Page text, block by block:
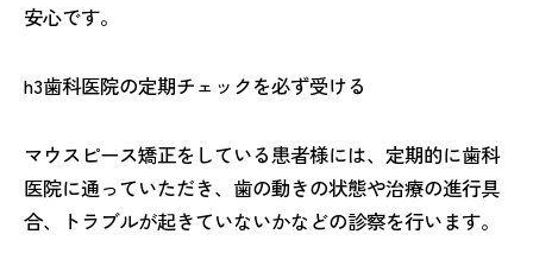
安心です。
h3歯科医院の定期チェックを必ず受ける
マウスピース矯正をしている患者様には、定期的に歯科
医院に通っていただき、歯の動きの状態や治療の進行具
合、トラブルが起きていないかなどの診察を行います。